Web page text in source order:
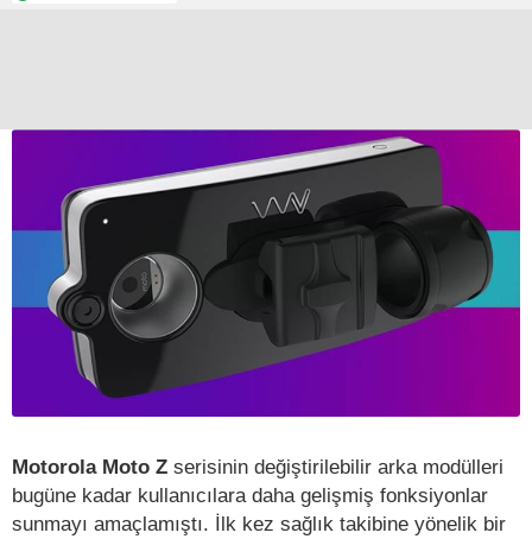
Motorola Moto Z serisinin değiştirilebilir arka modülleri
bugüne kadar kullanıcılara daha gelişmiş fonksiyonlar
sunmayı amaçlamıştı. İlk kez sağlık takibine yönelik bir